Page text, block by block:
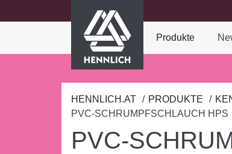
Produkte
Dropdown-
HENNLICH.AT PRODUKTE
PVC-SCHRUMPFSCHLAUCH HPS
PVC-